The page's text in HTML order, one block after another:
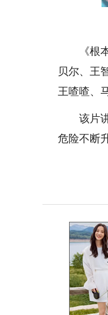
《根本
贝尔、王
王喳喳、
该片讲
危险不断